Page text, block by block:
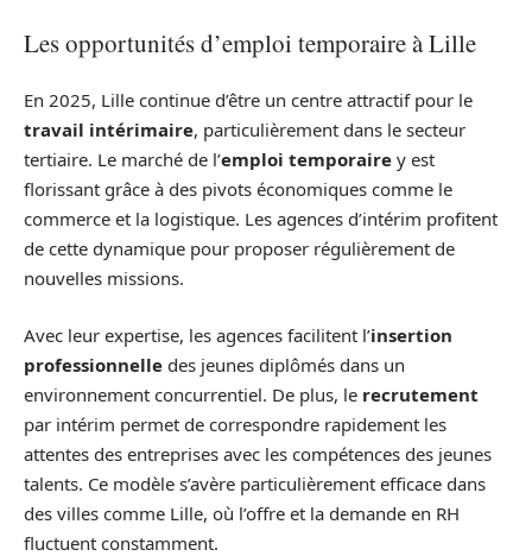
Les opportunités d’emploi temporaire à Lille
En 2025, Lille continue d’être un centre attractif pour le
travail intérimaire, particulièrement dans le secteur
tertiaire. Le marché de l’emploi temporaire y est
florissant grâce à des pivots économiques comme le
commerce et la logistique. Les agences d’intérim profitent
de cette dynamique pour proposer régulièrement de
nouvelles missions.
Avec leur expertise, les agences facilitent l’insertion
professionnelle des jeunes diplômés dans un
environnement concurrentiel. De plus, le recrutement
par intérim permet de correspondre rapidement les
attentes des entreprises avec les compétences des jeunes
talents. Ce modèle s’avère particulièrement efficace dans
des villes comme Lille, où l’offre et la demande en RH
fluctuent constamment.